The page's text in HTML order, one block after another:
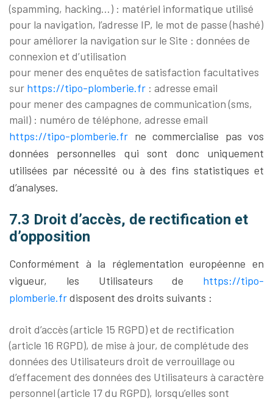
(spamming, hacking…) : matériel informatique utilisé
pour la navigation, l’adresse IP, le mot de passe (hashé)
pour améliorer la navigation sur le Site : données de
connexion et d’utilisation
pour mener des enquêtes de satisfaction facultatives
sur https://tipo-plomberie.fr : adresse email
pour mener des campagnes de communication (sms,
mail) : numéro de téléphone, adresse email
https://tipo-plomberie.fr ne commercialise pas vos
données personnelles qui sont donc uniquement
utilisées par nécessité ou à des fins statistiques et
d’analyses.
7.3 Droit d’accès, de rectification et
d’opposition
Conformément à la réglementation européenne en
vigueur, les Utilisateurs de
https://tipo-
plomberie.frdisposent des droits suivants :
droit d’accès (article 15 RGPD) et de rectification
(article 16 RGPD), de mise à jour, de complétude des
données des Utilisateurs droit de verrouillage ou
d’effacement des données des Utilisateurs à caractère
personnel (article 17 du RGPD), lorsqu’elles sont